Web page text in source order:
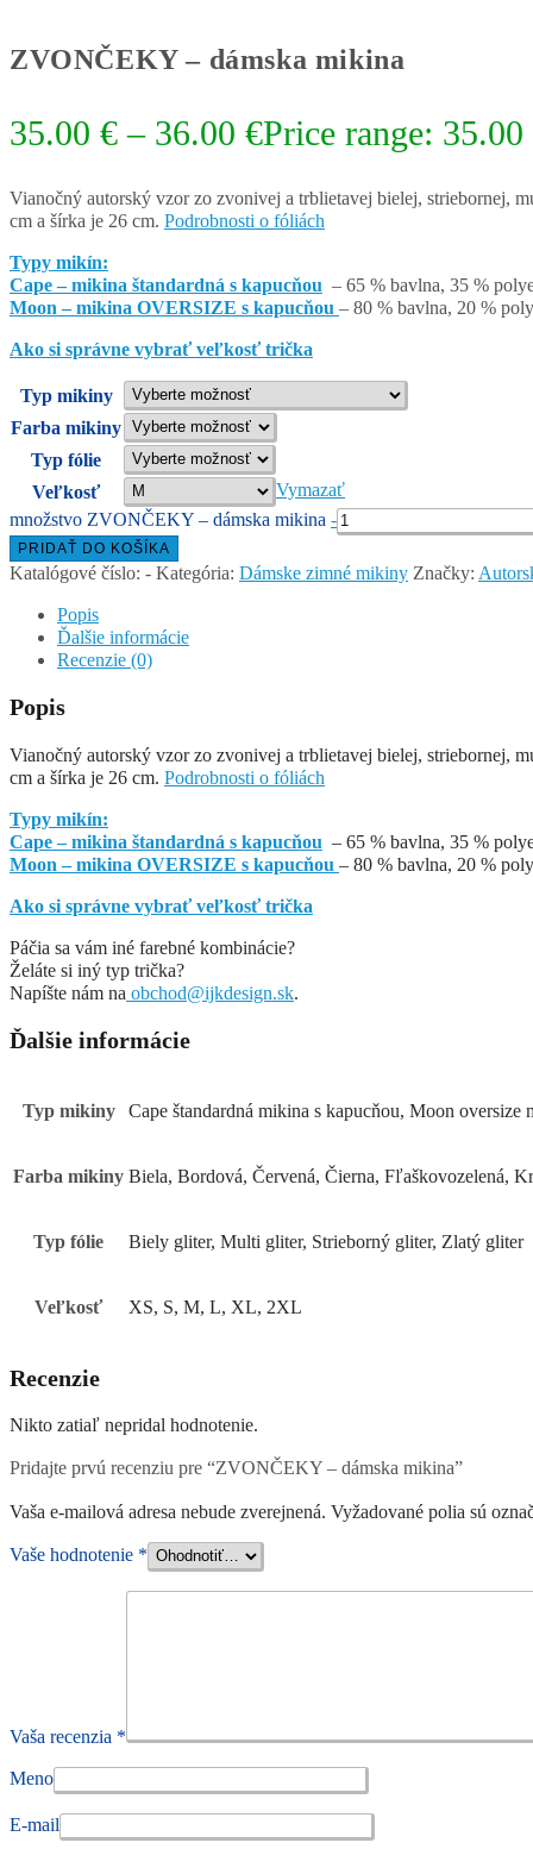
ZVONČEKY – dámska mikina
35.00 € – 36.00 €Price range:
Vianočný autorský vzor zo zvonivej a trblietavej bielej, striebornej,
cm a šírka je 26 cm. Podrobnosti o fóliách
Typy mikín:
Cape – mikina štandardná s kapucňou – 65 % bavlna, 35 %
Moon – mikina OVERSIZE s kapucňou – 80 % bavlna, 20 %
Ako si správne vybrať veľkosť trička
Typ mikiny
Farba mikiny
Typ fólie
Veľkosť
Vymazať
množstvo ZVONČEKY – dámska mikina -
PRIDAŤ DO KOŠÍKA
Katalógové číslo: - Kategória: Dámske zimné mikiny Značky:
Popis
Ďalšie informácie
Recenzie (0)
Popis
Vianočný autorský vzor zo zvonivej a trblietavej bielej, striebornej,
cm a šírka je 26 cm. Podrobnosti o fóliách
Typy mikín:
Cape – mikina štandardná s kapucňou – 65 % bavlna, 35 %
Moon – mikina OVERSIZE s kapucňou – 80 % bavlna, 20 %
Ako si správne vybrať veľkosť trička
Páčia sa vám iné farebné kombinácie?
Želáte si iný typ trička?
Napíšte nám na obchod@ijkdesign.sk.
Ďalšie informácie
Typ mikiny Cape štandardná mikina s kapucňou, Moon oversize
Farba mikiny Biela, Bordová, Červená, Čierna, Fľaškovozelená,
Typ fólie Biely gliter, Multi gliter, Strieborný gliter, Zlatý gliter
Veľkosť XS, S, M, L, XL, 2XL
Recenzie
Nikto zatiaľ nepridal hodnotenie.
Pridajte prvú recenziu pre “ZVONČEKY – dámska mikina”
Vaša e-mailová adresa nebude zverejnená. Vyžadované polia sú
Vaše hodnotenie *
Vaša recenzia *
Meno
E-mail